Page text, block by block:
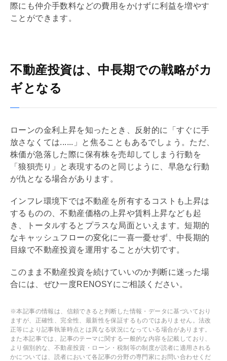
際にも仲介手数料などの費用をかけずに利益を増やす
ことができます。
不動産投資は、中長期での戦略がカ
ギとなる
ローンの金利上昇を知ったとき、反射的に「すぐに手
放さなくては......」と焦ることもあるでしょう。ただ、
株価が急落した際に保有株を売却してしまう行動を
「狼狽売り」と表現するのと同じように、早急な行動
が仇となる場合があります。
インフレ環境下では不動産を所有するコストも上昇は
するものの、不動産価格の上昇や賃料上昇なども起
き、トータルするとプラスな局面といえます。短期的
なキャッシュフローの変化に一喜一憂せず、中長期的
目線で不動産投資を運用することが大切です。
このまま不動産投資を続けていいのか判断に迷った場
合には、ぜひ一度RENOSYにご相談ください。
※本記事の情報は、信頼できると判断した情報・データに基づいており
ますが、正確性、完全性、最新性を保証するものではありません。法改
正等により記事執筆時点とは異なる状況になっている場合があります。
また本記事では、記事のテーマに関する一般的な内容を記載しており、
より個別的な、不動産投資・ローン・税制等の制度が読者に適用される
かについては、読者において各記事の分野の専門家にお問い合わせくだ